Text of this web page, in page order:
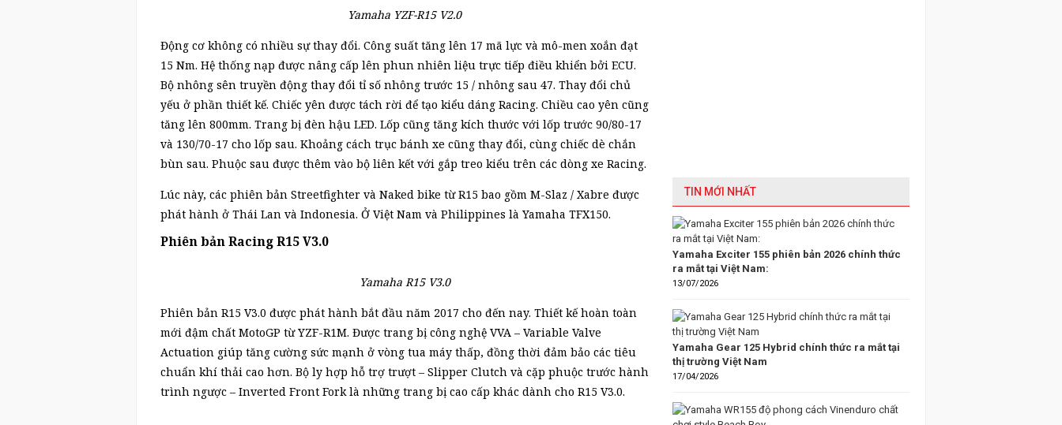
Yamaha YZF-R15 V2.0
Động cơ không có nhiều sự thay đổi. Công suất tăng lên 17 mã lực và mô-men xoắn đạt
15 Nm. Hệ thống nạp được nâng cấp lên phun nhiên liệu trực tiếp điều khiển bởi ECU.
Bộ nhông sên truyền động thay đổi tỉ số nhông trước 15 / nhông sau 47. Thay đổi chủ
yếu ở phần thiết kế. Chiếc yên được tách rời để tạo kiểu dáng Racing. Chiều cao yên cũng
tăng lên 800mm. Trang bị đèn hậu LED. Lốp cũng tăng kích thước với lốp trước 90/80-17
và 130/70-17 cho lốp sau. Khoảng cách trục bánh xe cũng thay đổi, cùng chiếc dè chắn
bùn sau. Phuộc sau được thêm vào bộ liên kết với gắp treo kiểu trên các dòng xe Racing.
Lúc này, các phiên bản Streetfighter và Naked bike từ R15 bao gồm M-Slaz / Xabre được
phát hành ở Thái Lan và Indonesia. Ở Việt Nam và Philippines là Yamaha TFX150.
Phiên bản Racing R15 V3.0
Yamaha R15 V3.0
Phiên bản R15 V3.0 được phát hành bắt đầu năm 2017 cho đến nay. Thiết kế hoàn toàn
mới đậm chất MotoGP từ YZF-R1M. Được trang bị công nghệ VVA – Variable Valve
Actuation giúp tăng cường sức mạnh ở vòng tua máy thấp, đồng thời đảm bảo các tiêu
chuẩn khí thải cao hơn. Bộ ly hợp hỗ trợ trượt – Slipper Clutch và cặp phuộc trước hành
trình ngược – Inverted Front Fork là những trang bị cao cấp khác dành cho R15 V3.0.
TIN MỚI NHẤT
Yamaha Exciter 155 phiên bản 2026 chính thức
ra mắt tại Việt Nam:
13/07/2026
Yamaha Gear 125 Hybrid chính thức ra mắt tại
thị trường Việt Nam
17/04/2026